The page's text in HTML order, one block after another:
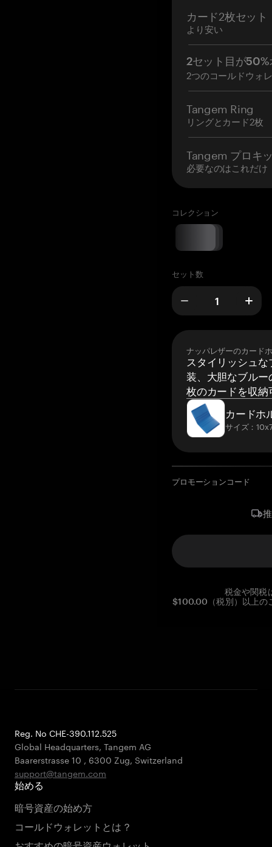
カード2枚セット
より安い
2セット目が50%
2つのコールドウォ
Tangem Ring
リングとカード2枚
Tangem プロキ
必要なのはこれだけ
コレクション
セット数
ナッパレザーのカード
スタイリッシュ
装、大胆なブルー
枚のカードを収納
カードホ
サイズ：
プロモーションコード
税金や関税
$100.00（税別）以上の
Reg. No CHE-390.112.525
Global Headquarters, Tangem AG
Baarerstrasse 10 , 6300 Zug, Switzerland
support@tangem.com
始める
暗号資産の始め方
コールドウォレットとは？